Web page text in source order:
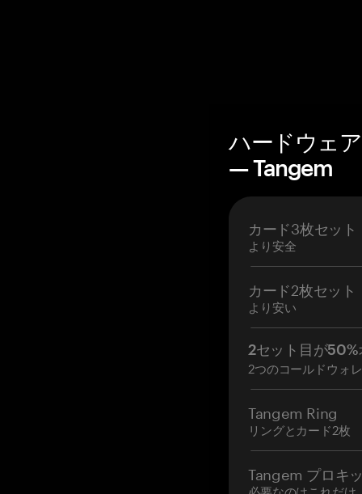
ハードウェ
— Tangem
カード3枚セット
より安全
カード2枚セット
より安い
2セット目が50%
2つのコールドウォ
Tangem Ring
リングとカード2枚
Tangem プロキ
必要なのはこれだけ